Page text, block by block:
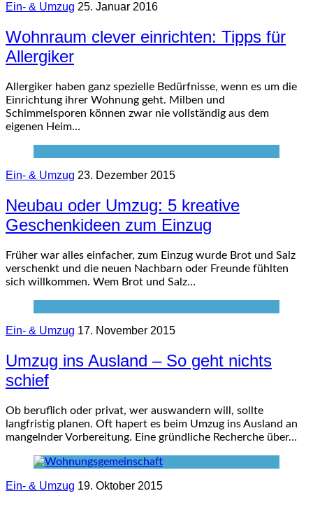
Ein- & Umzug 25. Januar 2016
Wohnraum clever einrichten: Tipps für
Allergiker
Allergiker haben ganz spezielle Bedürfnisse, wenn es um die
Einrichtung ihrer Wohnung geht. Milben und
Schimmelsporen können zwar nie vollständig aus dem
eigenen Heim…
Ein- & Umzug 23. Dezember 2015
Neubau oder Umzug: 5 kreative
Geschenkideen zum Einzug
Früher war alles einfacher, zum Einzug wurde Brot und Salz
verschenkt und die neuen Nachbarn oder Freunde fühlten
sich willkommen. Wem Brot und Salz…
Ein- & Umzug 17. November 2015
Umzug ins Ausland – So geht nichts
schief
Ob beruflich oder privat, wer auswandern will, sollte
langfristig planen. Oft hapert es beim Umzug ins Ausland an
mangelnder Vorbereitung. Eine gründliche Recherche über…
Ein- & Umzug 19. Oktober 2015